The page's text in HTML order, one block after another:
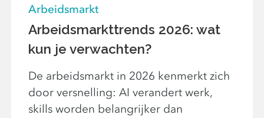
Arbeidsmarkt
Arbeidsmarkttrends 2026: wat
kun je verwachten?
De arbeidsmarkt in 2026 kenmerkt zich
door versnelling: AI verandert werk,
skills worden belangrijker dan